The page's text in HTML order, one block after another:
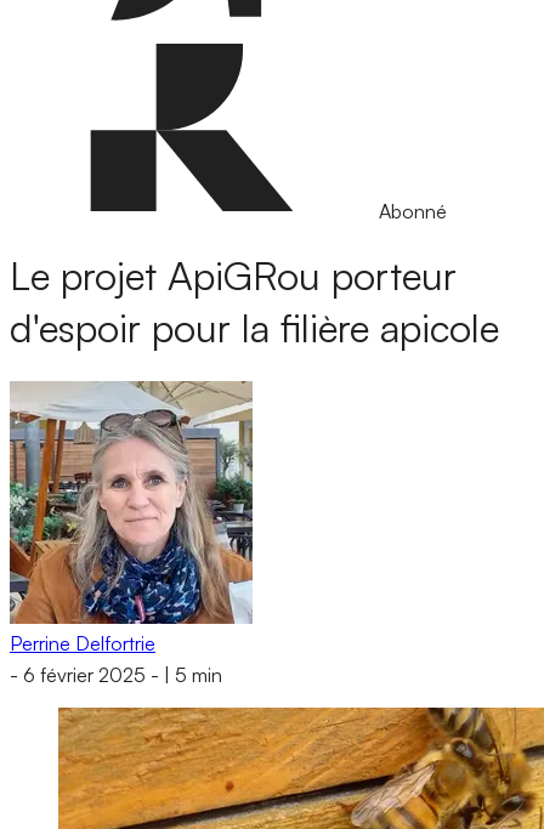
Abonné
Le projet ApiGRou porteur
d'espoir pour la filière apicole
Perrine Delfortrie
- 6 février 2025 - 5 min